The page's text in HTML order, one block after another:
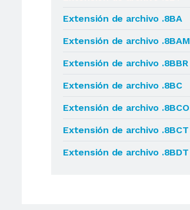
Extensión de archivo .8BA
Extensión de archivo .8BAM
Extensión de archivo .8BBR
Extensión de archivo .8BC
Extensión de archivo .8BCO
Extensión de archivo .8BCT
Extensión de archivo .8BDT